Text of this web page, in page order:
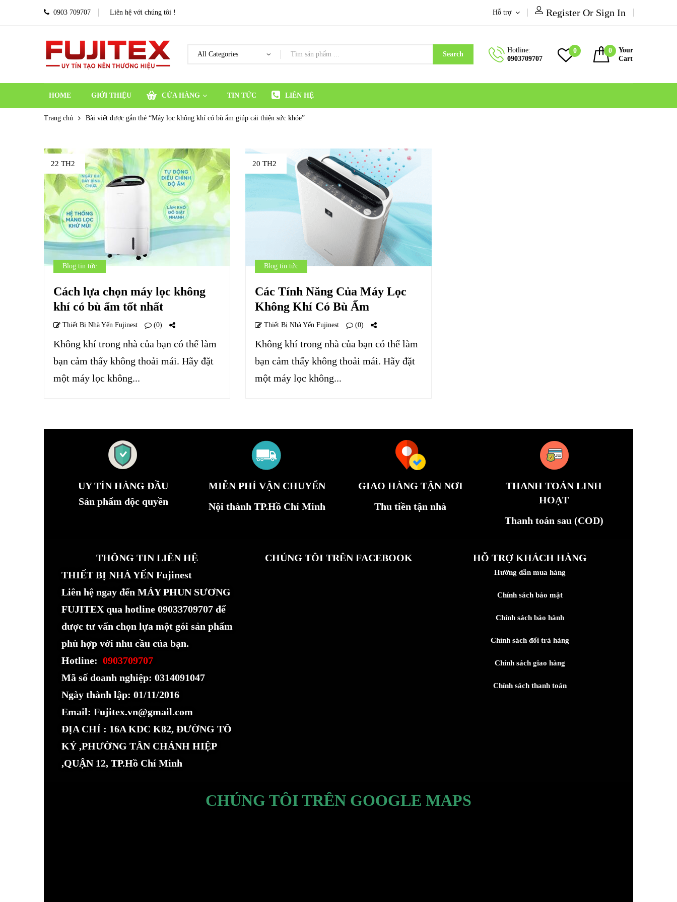
0903 709707 Liên hệ với chúng tôi ! Hỗ trợ Register Or Sign In
Search
Hotline:
0903709707
0 0
Your
Cart
HOME GIỚI THIỆU CỬA HÀNG TIN TỨC LIÊN HỆ
Trang chủ Bài viết được gắn thẻ “Máy lọc không khí có bù ẩm giúp cải thiện sức khỏe”
22 TH2
Blog tin tức
Cách lựa chọn máy lọc không
khí có bù ẩm tốt nhất
Thiết Bị Nhà Yến Fujinest (0)
Không khí trong nhà của bạn có thể làm
bạn cảm thấy không thoải mái. Hãy đặt
một máy lọc không...
20 TH2
Blog tin tức
Các Tính Năng Của Máy Lọc
Không Khí Có Bù Ẩm
Thiết Bị Nhà Yến Fujinest (0)
Không khí trong nhà của bạn có thể làm
bạn cảm thấy không thoải mái. Hãy đặt
một máy lọc không...
UY TÍN HÀNG ĐẦU
Sản phẩm độc quyền
MIỄN PHÍ VẬN CHUYỂN
Nội thành TP.Hồ Chí Minh
GIAO HÀNG TẬN NƠI
Thu tiền tận nhà
THANH TOÁN LINH
HOẠT
Thanh toán sau (COD)
THÔNG TIN LIÊN HỆ
THIẾT BỊ NHÀ YẾN Fujinest
Liên hệ ngay đến MÁY PHUN SƯƠNG
FUJITEX qua hotline 09033709707 để
được tư vấn chọn lựa một gói sản phẩm
phù hợp với nhu cầu của bạn.
Hotline: 0903709707
Mã số doanh nghiệp: 0314091047
Ngày thành lập: 01/11/2016
Email: Fujitex.vn@gmail.com
ĐỊA CHỈ : 16A KDC K82, ĐƯỜNG TÔ
KÝ ,PHƯỜNG TÂN CHÁNH HIỆP
,QUẬN 12, TP.Hồ Chí Minh
CHÚNG TÔI TRÊN FACEBOOK HỖ TRỢ KHÁCH HÀNG
Hướng dẫn mua hàng
Chính sách bảo mật
Chính sách bảo hành
Chính sách đổi trả hàng
Chính sách giao hàng
Chính sách thanh toán
CHÚNG TÔI TRÊN GOOGLE MAPS